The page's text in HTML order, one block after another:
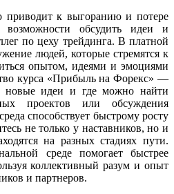
приводит к выгоранию и потере
обсудить идеи и
по цеху трейдинга. В платной
людей, которые стремятся к
опытом, идеями и эмоциями
курса «Прибыль на Форекс» —
новые идеи и где можно найти
проектов или обсуждения
способствует быстрому росту
не только у наставников, но и
на разных стадиях пути.
среде помогает быстрее
коллективный разум и опыт
и партнеров.